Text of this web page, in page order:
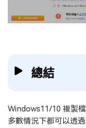
總結
Windows11/10 複製
多數情況下都可以透